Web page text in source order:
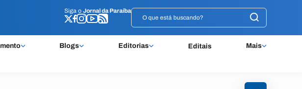
Siga o Jornal da Paraíba
Blogs Editorias Editais Mais
Siga o Jornal da Paraíba